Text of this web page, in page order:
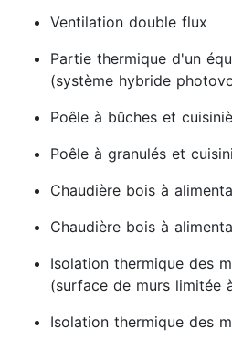
Ventilation double flux
Partie thermique d'un
(système hybride
Poêle à bûches et
Poêle à granulés et
Chaudière bois à
Chaudière bois à
Isolation thermique des
(surface de murs limitée
Isolation thermique des